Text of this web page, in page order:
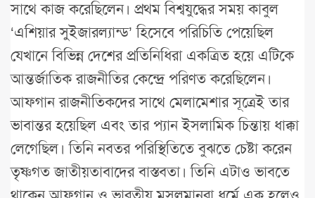
সাথে কাজ করেছিলেন। প্রথম বিশ্বযুদ্ধের সময় কাবুল
‘এশিয়ার সুইজারল্যান্ড’ হিসেবে পরিচিতি পেয়েছিল
যেখানে বিভিন্ন দেশের প্রতিনিধিরা একত্রিত হয়ে এটিকে
আন্তর্জাতিক রাজনীতির কেন্দ্রে পরিণত করেছিলেন।
আফগান রাজনীতিকদের সাথে মেলামেশার সূত্রেই তার
ভাবান্তর হয়েছিল এবং তার প্যান ইসলামিক চিন্তায় ধাক্কা
লেগেছিল। তিনি নবতর পরিস্থিতিতে বুঝতে চেষ্টা করেন
তৃষ্ণগত জাতীয়তাবাদের বাস্তবতা। তিনি এটাও ভাবতে